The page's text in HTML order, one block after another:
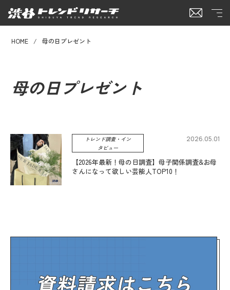
HOME 母の日プレゼント
母の日プレゼント
トレンド調査・イン
タビュー
2026.05.01
【2026年最新！母の日調査】母子関係調査&お母
さんになって欲しい芸能人TOP10！